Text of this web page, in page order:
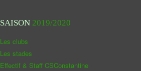
SAISON 2019/2020
Les clubs
Les stades
Effectif & Staff CSConstantine